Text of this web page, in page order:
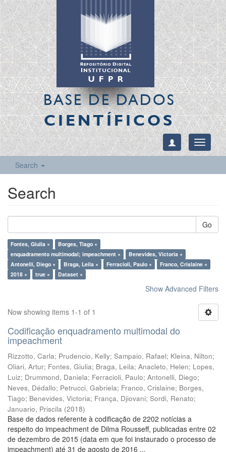
BASE DE DADOS
CIENTÍFICOS
Toggle
Search
Search
Go
Fontes, Giulia ×
Borges, Tiago ×
enquadramento multimodal; impeachment ×
Benevides, Victoria ×
Antonelli, Diego ×
Braga, Leila × Ferracioli, Paulo ×
Franco, Crislaine ×
2018 ×
true × Dataset ×
Show Advanced Filters
Now showing items 1-1 of 1
Codificação enquadramento multimodal do
impeachment
Rizzotto, Carla; Prudencio, Kelly; Sampaio, Rafael; Kleina, Nilton;
Oliari, Artur; Fontes, Giulia; Braga, Leila; Anacleto, Helen; Lopes,
Luiz; Drummond, Daniela; Ferracioli, Paulo; Antonelli, Diego;
Neves, Dédallo; Petrucci, Gabriela; Franco, Crislaine; Borges,
Tiago; Benevides, Victoria; França, Djiovani; Sordi, Renato;
Januario, Priscila (2018)
Base de dados referente à codificação de 2202 notícias a
respeito do impeachment de Dilma Rousseff, publicadas entre 02
de dezembro de 2015 (data em que foi instaurado o processo de
impeachment) até 31 de agosto de 2016 ...